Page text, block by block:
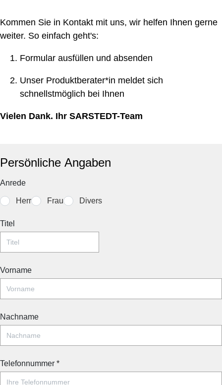
Kommen Sie in Kontakt mit uns, wir helfen Ihnen gerne
weiter. So einfach geht's:
Formular ausfüllen und absenden
Unser Produktberater*in meldet sich
schnellstmöglich bei Ihnen
Vielen Dank. Ihr SARSTEDT-Team
Persönliche Angaben
Anrede
Herr Frau Divers
Titel
Vorname
Nachname
Telefonnummer *